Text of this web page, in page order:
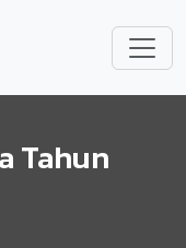
Tahun